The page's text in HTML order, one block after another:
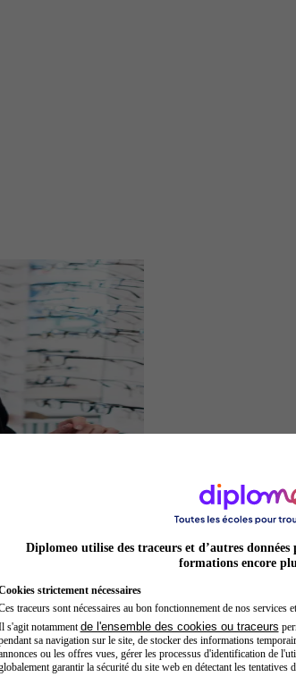
Diplomeo utilise des traceurs et d’autres
formations encore
strictement nécessaires
traceurs sont nécessaires au bon fonctionnement de nos services et
s'agit notamment de l'ensemble des cookies ou traceurs
sa navigation sur le site, de stocker des informations
ou les offres vues, gérer les processus d'identification de
garantir la sécurité du site web en détectant les tentatives